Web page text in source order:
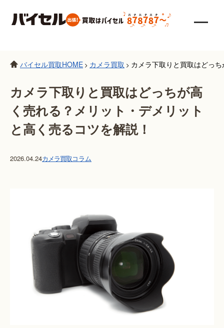
バイセル買取HOME > カメラ買取 > カメラ下取りと買取はどっ
カメラ下取りと買取はどっちが高
く売れる？メリット・デメリット
と高く売るコツを解説！
2026.04.24カメラ買取コラム